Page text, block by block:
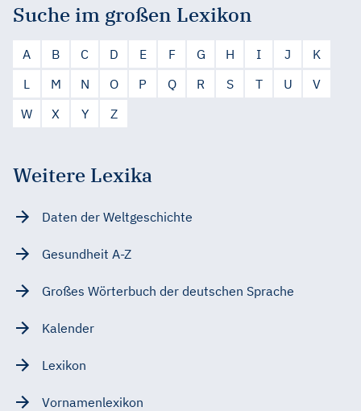
Suche im großen Lexikon
A B C D E F G H I J
K
L
M N O P Q R S T U
V
W
X Y Z
Weitere Lexika
Daten der Weltgeschichte
Gesundheit A-Z
Großes Wörterbuch der deutschen Sprache
Kalender
Lexikon
Vornamenlexikon